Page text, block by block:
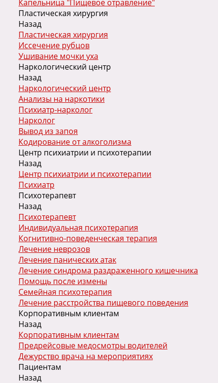
Капельница "Пищевое отравление"
Пластическая хирургия
Назад
Пластическая хирургия
Иссечение рубцов
Ушивание мочки уха
Наркологический центр
Назад
Наркологический центр
Анализы на наркотики
Психиатр-нарколог
Нарколог
Вывод из запоя
Кодирование от алкоголизма
Центр психиатрии и психотерапии
Назад
Центр психиатрии и психотерапии
Психиатр
Психотерапевт
Назад
Психотерапевт
Индивидуальная психотерапия
Когнитивно-поведенческая терапия
Лечение неврозов
Лечение панических атак
Лечение синдрома раздраженного кишечника
Помощь после измены
Семейная психотерапия
Лечение расстройства пищевого поведения
Корпоративным клиентам
Назад
Корпоративным клиентам
Предрейсовые медосмотры водителей
Дежурство врача на мероприятиях
Пациентам
Назад